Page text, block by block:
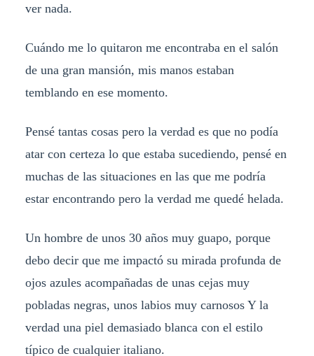
ver nada.
Cuándo me lo quitaron me encontraba en el salón
de una gran mansión, mis manos estaban
temblando en ese momento.
Pensé tantas cosas pero la verdad es que no podía
atar con certeza lo que estaba sucediendo, pensé en
muchas de las situaciones en las que me podría
estar encontrando pero la verdad me quedé helada.
Un hombre de unos 30 años muy guapo, porque
debo decir que me impactó su mirada profunda de
ojos azules acompañadas de unas cejas muy
pobladas negras, unos labios muy carnosos Y la
verdad una piel demasiado blanca con el estilo
típico de cualquier italiano.